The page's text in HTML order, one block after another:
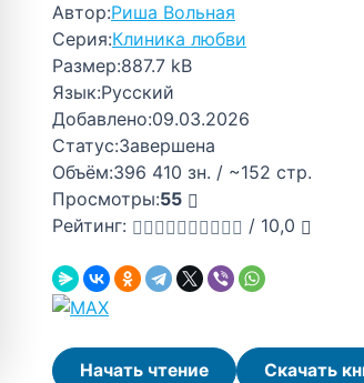
Автор:Риша Вольная
Серия:Клиника любви
Размер:887.7 kB
Язык:Русский
Добавлено:09.03.2026
Статус:Завершена
Объём:396 410 зн. / ~152 стр.
Просмотры:55
Рейтинг:
/ 10,0
Начать чтение Скачать